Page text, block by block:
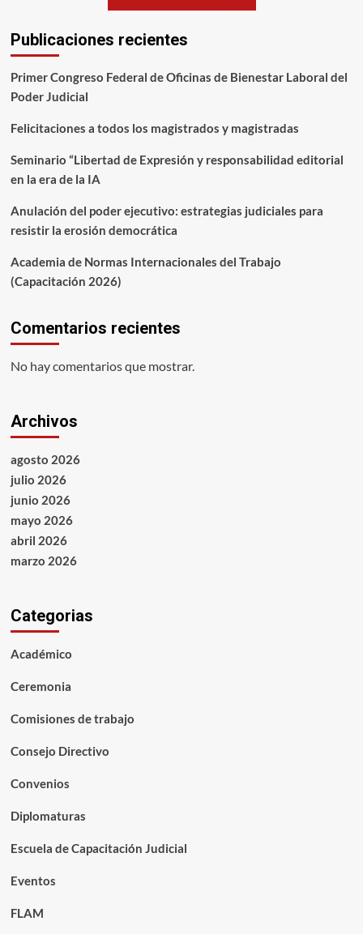
Publicaciones recientes
Primer Congreso Federal de Oficinas de Bienestar Laboral del
Poder Judicial
Felicitaciones a todos los magistrados y magistradas
Seminario “Libertad de Expresión y responsabilidad editorial
en la era de la IA
Anulación del poder ejecutivo: estrategias judiciales para
resistir la erosión democrática
Academia de Normas Internacionales del Trabajo
(Capacitación 2026)
Comentarios recientes
No hay comentarios que mostrar.
Archivos
agosto 2026
julio 2026
junio 2026
mayo 2026
abril 2026
marzo 2026
Categorias
Académico
Ceremonia
Comisiones de trabajo
Consejo Directivo
Convenios
Diplomaturas
Escuela de Capacitación Judicial
Eventos
FLAM